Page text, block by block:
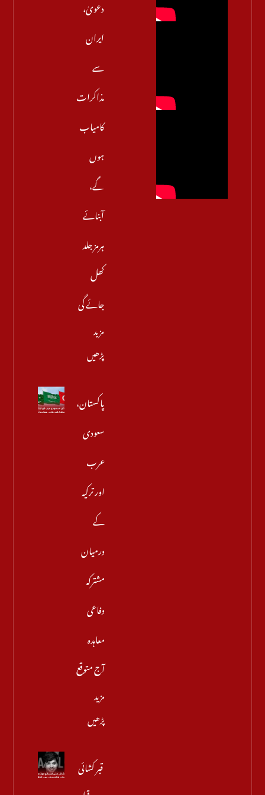
دعویٰ،
ایران
سے
مذاکرات
کامیاب
ہوں
گے،
آبنائے
ہرمز جلد
کھل
جائے گی
مزید
پڑھیں
پاکستان،
سعودی
عرب
اور ترکیہ
کے
درمیان
مشترکہ
دفاعی
معاہدہ
آج متوقع
مزید
پڑھیں
قبر کشائی